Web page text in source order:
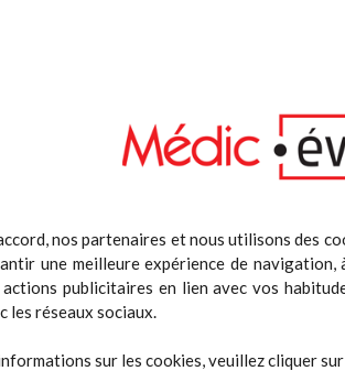
nos partenaires et nous utilisons des
une meilleure expérience de
publicitaires en lien avec vos
les réseaux sociaux.
sur les cookies, veuillez cliquer sur
ajouter le travail des quadriceps et des ischio-
catégorie :